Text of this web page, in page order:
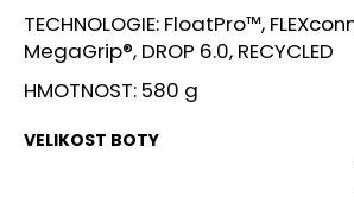
TECHNOLOGIE: FloatPro™,
MegaGrip®, DROP 6.0, RECYCLED
HMOTNOST: 580 g
VELIKOST BOTY